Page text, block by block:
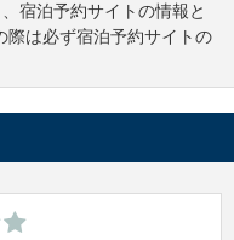
宿泊予約サイトの情報と
際は必ず宿泊予約サイトの